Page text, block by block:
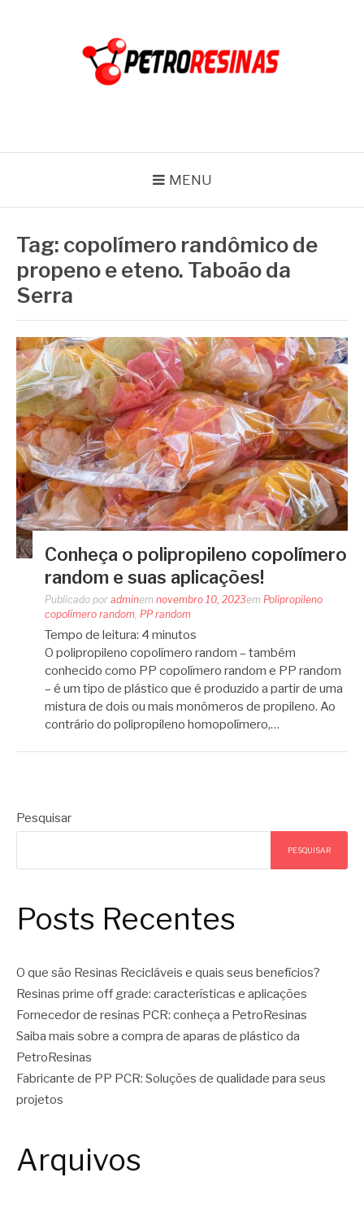
MENU
Tag: copolímero randômico de
propeno e eteno. Taboão da
Serra
Conheça o polipropileno copolímero
random e suas aplicações!
Publicado por adminem novembro 10, 2023em Polipropileno
copolímero random PP random
Tempo de leitura: 4 minutos
O polipropileno copolímero random – também
conhecido como PP copolímero random e PP random
– é um tipo de plástico que é produzido a partir de uma
mistura de dois ou mais monômeros de propileno. Ao
contrário do polipropileno homopolímero,…
Pesquisar
PESQUISAR
Posts Recentes
O que são Resinas Recicláveis e quais seus benefícios?
Resinas prime off grade: características e aplicações
Fornecedor de resinas PCR: conheça a PetroResinas
Saiba mais sobre a compra de aparas de plástico da
PetroResinas
Fabricante de PP PCR: Soluções de qualidade para seus
projetos
Arquivos